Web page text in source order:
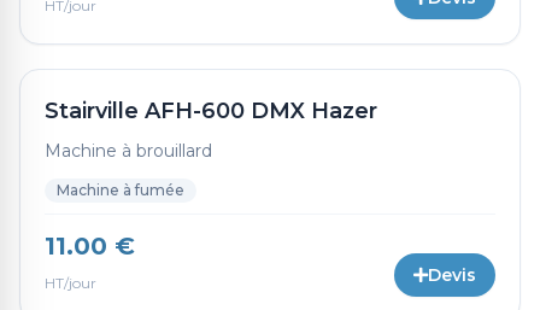
HT/jour
Stairville AFH-600 DMX Hazer
Machine à brouillard
Machine à fumée
11.00 €
HT/jour Devis